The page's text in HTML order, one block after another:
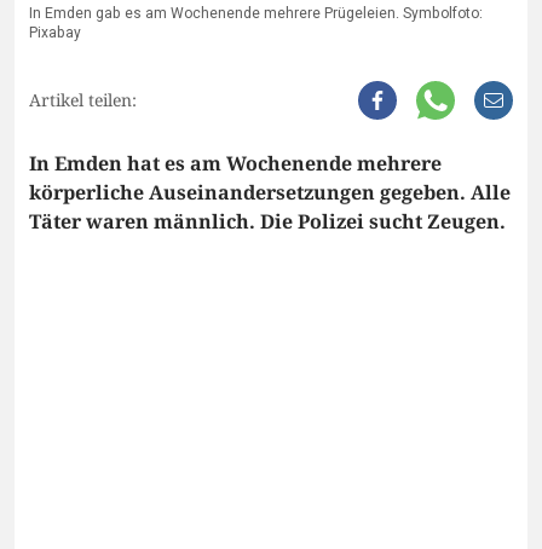
In Emden gab es am Wochenende mehrere Prügeleien. Symbolfoto:
Pixabay
Artikel teilen:
In Emden hat es am Wochenende mehrere
körperliche Auseinandersetzungen gegeben. Alle
Täter waren männlich. Die Polizei sucht Zeugen.